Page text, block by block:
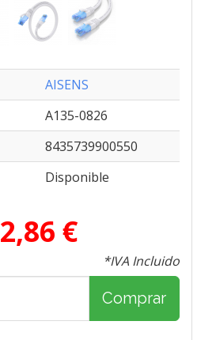
AISENS
A135-0826
8435739900550
Disponible
2,86 €
*IVA Incluido
Comprar